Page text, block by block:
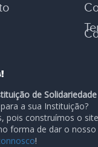
de Solidariedade
a sua Instituição?
pois construímos o
forma de dar o
!